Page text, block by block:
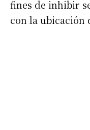
fines de inhibir
con la ubicación